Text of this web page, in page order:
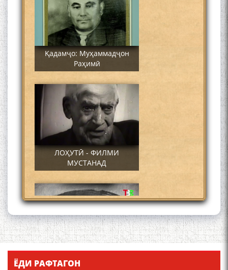
Қадамҷо: Муҳаммадҷон
Раҳимӣ
ЛОҲУТӢ - ФИЛМИ
МУСТАНАД
Қадамҷо - Лоҳутӣ
ЁДИ РАФТАГОН